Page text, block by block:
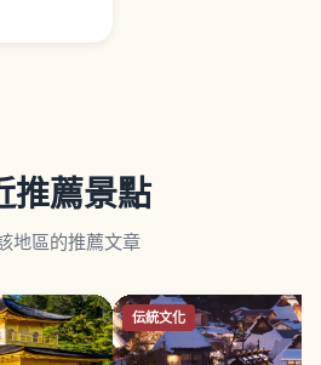
推薦景點
地區的推薦文章
伝統文化